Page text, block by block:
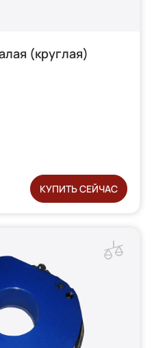
(круглая)
КУПИТЬ СЕЙЧАС